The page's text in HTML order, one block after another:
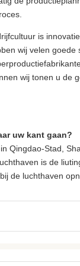
is
wij velen goede
wij tonen u de
uw kant gaan?
Qingdao-Stad,
is de
de luchthaven
Doos